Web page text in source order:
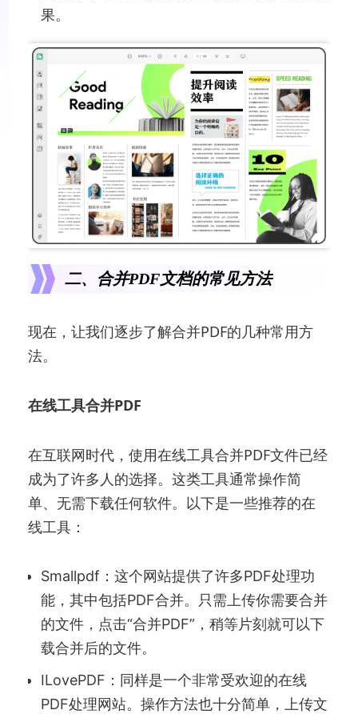
果。
二、合并PDF文档的常见方法
现在，让我们逐步了解合并PDF的几种常用方
法。
在线工具合并PDF
在互联网时代，使用在线工具合并PDF文件已经
成为了许多人的选择。这类工具通常操作简
单、无需下载任何软件。以下是一些推荐的在
线工具：
Smallpdf：这个网站提供了许多PDF处理功
能，其中包括PDF合并。只需上传你需要合并
的文件，点击“合并PDF”，稍等片刻就可以下
载合并后的文件。
ILovePDF：同样是一个非常受欢迎的在线
PDF处理网站。操作方法也十分简单，上传文